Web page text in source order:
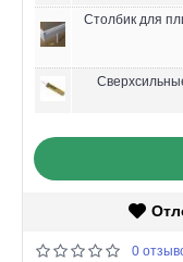
Столбик для
0